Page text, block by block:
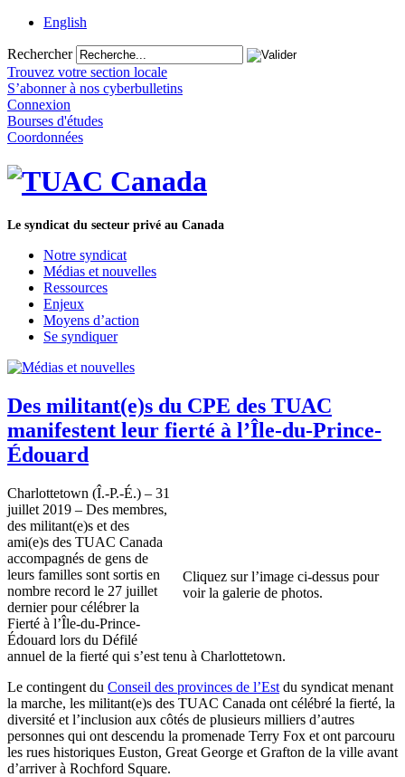
English
Rechercher
Trouvez votre section locale
S’abonner à nos cyberbulletins
Connexion
Bourses d'études
Coordonnées
Le syndicat du secteur privé au Canada
Notre syndicat
Médias et nouvelles
Ressources
Enjeux
Moyens d’action
Se syndiquer
Des militant(e)s du CPE des TUAC
manifestent leur fierté à l’Île-du-Prince-
Édouard
Cliquez sur l’image ci-dessus pour
voir la galerie de photos.
Charlottetown (Î.-P.-É.) – 31
juillet 2019 – Des membres,
des militant(e)s et des
ami(e)s des TUAC Canada
accompagnés de gens de
leurs familles sont sortis en
nombre record le 27 juillet
dernier pour célébrer la
Fierté à l’Île-du-Prince-
Édouard lors du Défilé
annuel de la fierté qui s’est tenu à Charlottetown.
Le contingent du Conseil des provinces de l’Est du syndicat menant
la marche, les militant(e)s des TUAC Canada ont célébré la fierté, la
diversité et l’inclusion aux côtés de plusieurs milliers d’autres
personnes qui ont descendu la promenade Terry Fox et ont parcouru
les rues historiques Euston, Great George et Grafton de la ville avant
d’arriver à Rochford Square.